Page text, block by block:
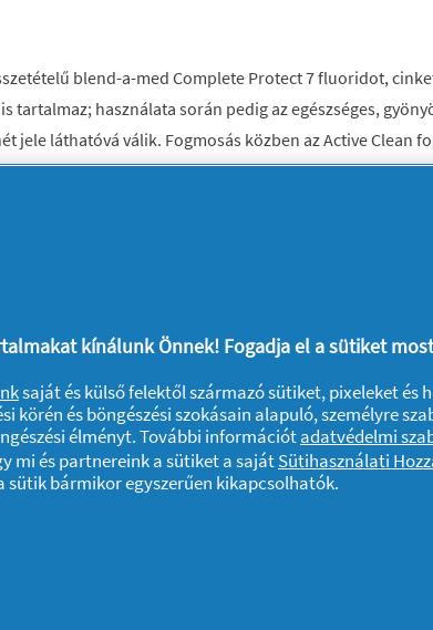
blend-a-med Complete Protect 7 fluoridot,
tartalmaz; használata során pedig az egészséges,
jele láthatóvá válik. Fogmosás közben az Active Clean
alakul át, amely a nehezen elérhető területeken is
kínálunk Önnek! Fogadja el a sütiket
saját és külső felektől származó sütiket, pixeleket és
körén és böngészési szokásain alapuló, személyre
élményt. További információtadatvédelmi
mi és partnereink a sütiket a sajátSütihasználati
sütik bármikor egyszerűen kikapcsolhatók.